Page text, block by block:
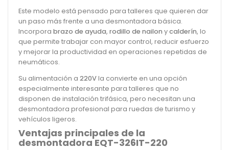
Este modelo está pensado para talleres que quieren dar
un paso más frente a una desmontadora básica.
Incorpora brazo de ayuda, rodillo de nailon ycalderín, lo
que permite trabajar con mayor control, reducir esfuerzo
y mejorar la productividad en operaciones repetidas de
neumáticos.
Su alimentación a 220Vla convierte en una opción
especialmente interesante para talleres que no
disponen de instalación trifásica, pero necesitan una
desmontadora profesional para ruedas de turismo y
vehículos ligeros.
Ventajas principales de la
desmontadora EQT-326IT-220